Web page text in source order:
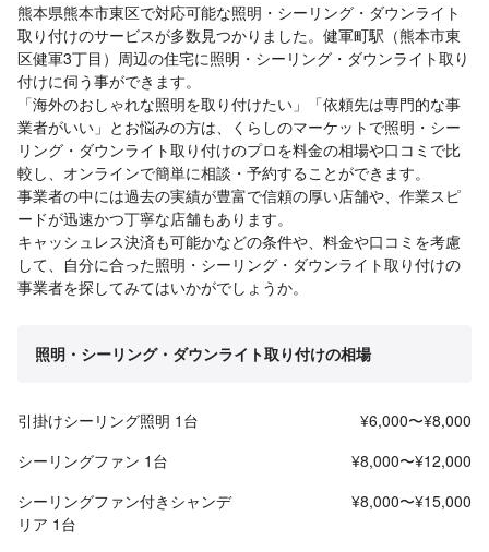
熊本県熊本市東区で対応可能な照明・シーリング・ダウンライト
取り付けのサービスが多数見つかりました。健軍町駅（熊本市東
区健軍3丁目）周辺の住宅に照明・シーリング・ダウンライト取り
付けに伺う事ができます。
「海外のおしゃれな照明を取り付けたい」「依頼先は専門的な事
業者がいい」とお悩みの方は、くらしのマーケットで照明・シー
リング・ダウンライト取り付けのプロを料金の相場や口コミで比
較し、オンラインで簡単に相談・予約することができます。
事業者の中には過去の実績が豊富で信頼の厚い店舗や、作業スピ
ードが迅速かつ丁寧な店舗もあります。
キャッシュレス決済も可能かなどの条件や、料金や口コミを考慮
して、自分に合った照明・シーリング・ダウンライト取り付けの
事業者を探してみてはいかがでしょうか。
照明・シーリング・ダウンライト取り付けの相場
引掛けシーリング照明 1台
¥6,000〜¥8,000
シーリングファン 1台
¥8,000〜¥12,000
シーリングファン付きシャンデ
リア 1台
¥8,000〜¥15,000